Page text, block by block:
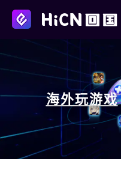
海外玩游戏